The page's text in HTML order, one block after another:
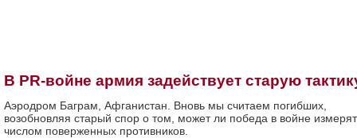
В PR-войне армия задействует старую
Аэродром Баграм, Афганистан. Вновь мы считаем погибших,
возобновляя старый спор о том, может ли победа в войне
числом поверженных противников.